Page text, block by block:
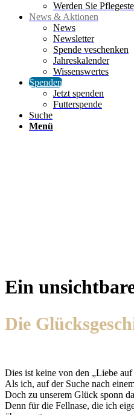
Werden Sie
News & Aktionen
News
Newsletter
Spende veschenken
Jahreskalender
Wissenswertes
Spenden
Jetzt spenden
Futterspende
Suche
Menü
Ein
Die
Dies ist keine von den „Liebe
Als ich, auf der Suche nach
Doch zu unserem Glück sponn
Denn für die Fellnase, die ich